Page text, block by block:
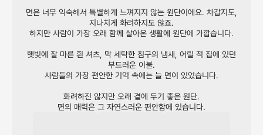
면은 너무 익숙해서 특별하게 느껴지지 않는 원단이에요. 차갑지도,
지나치게 화려하지도 않죠.
하지만 사람이 가장 오래 함께 살아온 생활에 원단에 가깝습니다.
햇빛에 잘 마른 흰 셔츠, 막 세탁한 침구의 냄새, 어릴 적 집에 있던
부드러운 이불.
사람들의 가장 편안한 기억 속에는 늘 면이 있었습니다.
화려하진 않지만 오래 곁에 두기 좋은 원단.
면의 매력은 그 자연스러운 편안함에 있습니다.